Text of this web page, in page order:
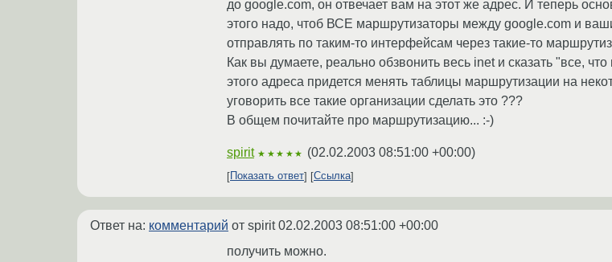
до google.com, он отвечает вам на этот же адрес. И теперь
этого надо, чтоб ВСЕ маршрутизаторы между google.com и
отправлять по таким-то интерфейсам через такие-то
Как вы думаете, реально обзвонить весь inet и сказать "все,
этого адреса придется менять таблицы маршрутизации на
уговорить все такие организации сделать это ???
В общем почитайте про маршрутизацию... :-)
spirit ★★★★★ (02.02.2003 08:51:00 +00:00)
Показать ответ Ссылка
Ответ на: комментарий от spirit02.02.2003 08:51:00 +00:00
получить можно.